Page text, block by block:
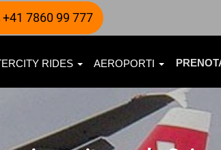
+41 7860 99 777
RIDES AEROPORTI